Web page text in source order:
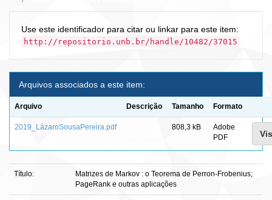
Use este identificador para citar ou linkar para este item:
http://repositorio.unb.br/handle/10482/37015
Arquivos associados a este item:
Arquivo Descrição Tamanho Formato
2019_LázaroSousaPereira.pdf 808,3 kB
Adobe
PDF
Título:
Matrizes de Markov : o Teorema de Perron-Frobenius;
PageRank e outras aplicações